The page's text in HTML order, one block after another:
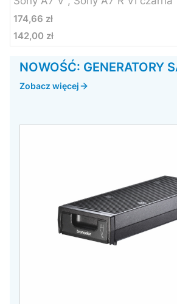
Cena
174,66 zł
Cena
142,00 zł
NOWOŚĆ: GENERATORY
Zobacz więcej